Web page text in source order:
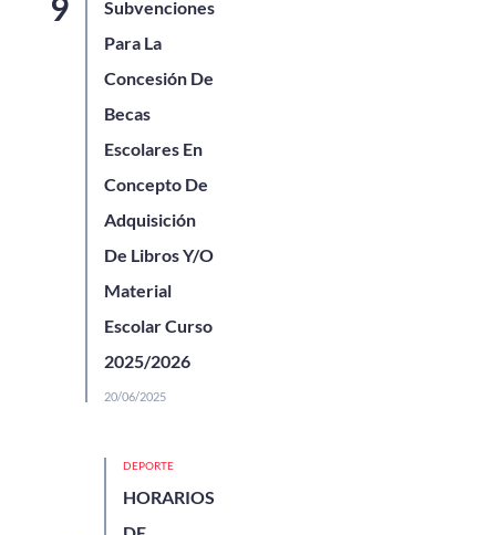
Subvenciones
Para La
Concesión De
Becas
Escolares En
Concepto De
Adquisición
De Libros Y/o
Material
Escolar Curso
2025/2026
20/06/2025
DEPORTE
HORARIOS